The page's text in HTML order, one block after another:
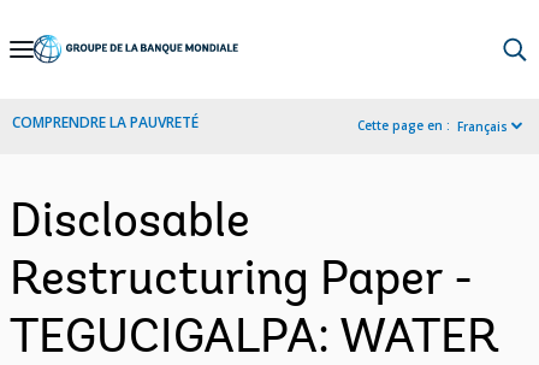
Skip
Navigation
COMPRENDRE LA PAUVRETÉ Cette page en : Français
Disclosable
Restructuring Paper -
TEGUCIGALPA: WATER